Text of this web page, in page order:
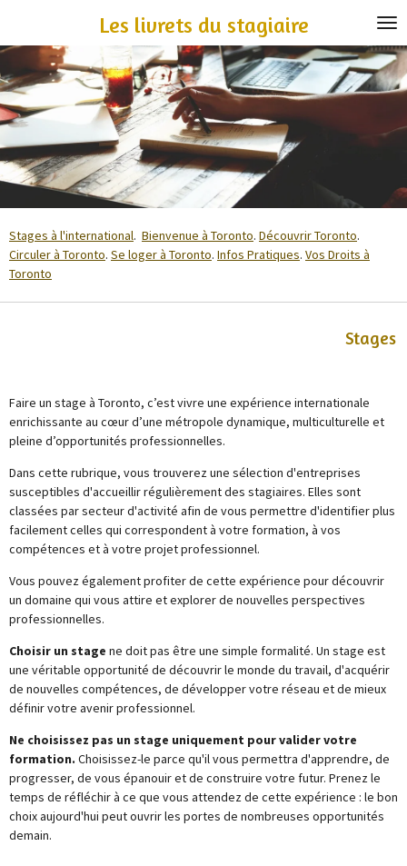
contenu
principal
Les livrets du stagiaire
Stages à l'international. Bienvenue à Toronto. Découvrir Toronto.
Circuler à Toronto. Se loger à Toronto. Infos Pratiques. Vos Droits à
Toronto
Stages
Faire un stage à Toronto, c’est vivre une expérience internationale
enrichissante au cœur d’une métropole dynamique, multiculturelle et
pleine d’opportunités professionnelles.
Dans cette rubrique, vous trouverez une sélection d'entreprises
susceptibles d'accueillir régulièrement des stagiaires. Elles sont
classées par secteur d'activité afin de vous permettre d'identifier plus
facilement celles qui correspondent à votre formation, à vos
compétences et à votre projet professionnel.
Vous pouvez également profiter de cette expérience pour découvrir
un domaine qui vous attire et explorer de nouvelles perspectives
professionnelles.
Choisir un stage ne doit pas être une simple formalité. Un stage est
une véritable opportunité de découvrir le monde du travail, d'acquérir
de nouvelles compétences, de développer votre réseau et de mieux
définir votre avenir professionnel.
Ne choisissez pas un stage uniquement pour valider votre
formation. Choisissez-le parce qu'il vous permettra d'apprendre, de
progresser, de vous épanouir et de construire votre futur. Prenez le
temps de réfléchir à ce que vous attendez de cette expérience : le bon
choix aujourd'hui peut ouvrir les portes de nombreuses opportunités
demain.